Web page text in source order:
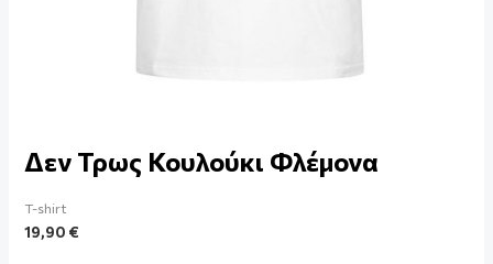
Δεν Τρως Κουλούκι Φλέμονα
T-shirt
19,90€